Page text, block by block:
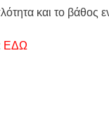
και το βάθος
ΕΔΩ